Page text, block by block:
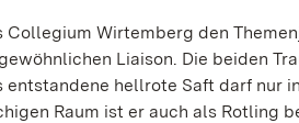
Wirtemberg den
Liaison. Die beiden
hellrote Saft darf nur
Raum ist er auch als Rotling